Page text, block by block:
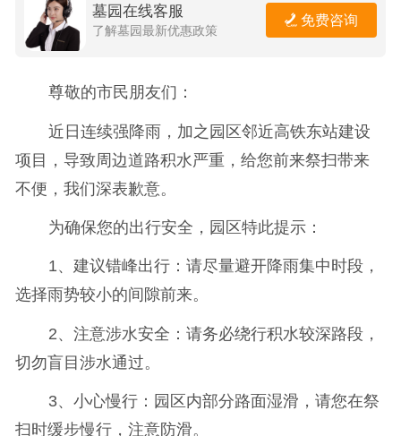
墓园在线客服
了解墓园最新优惠政策
免费咨询
尊敬的市民朋友们：
近日连续强降雨，加之园区邻近高铁东站建设
项目，导致周边道路积水严重，给您前来祭扫带来
不便，我们深表歉意。
为确保您的出行安全，园区特此提示：
1、建议错峰出行：请尽量避开降雨集中时段，
选择雨势较小的间隙前来。
2、注意涉水安全：请务必绕行积水较深路段，
切勿盲目涉水通过。
3、小心慢行：园区内部分路面湿滑，请您在祭
扫时缓步慢行，注意防滑。